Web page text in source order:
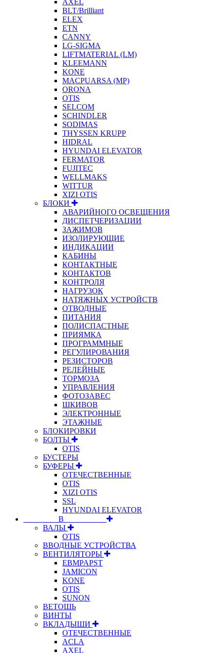
BLT/Brilliant
ELEX
ETN
CANNY
LG-SIGMA
LIFTMATERIAL (LM)
KLEEMANN
KONE
MACPUARSA (MP)
ORONA
OTIS
SELCOM
SCHINDLER
SODIMAS
THYSSEN KRUPP
HIDRAL
HYUNDAI ELEVATOR
FERMATOR
FUJITEC
WELLMAKS
WITTUR
XIZI OTIS
БЛОКИ
АВАРИЙНОГО ОСВЕЩЕНИЯ
ДИСПЕТЧЕРИЗАЦИИ
ЗАЖИМОВ
ИЗОЛИРУЮЩИЕ
ИНДИКАЦИИ
КАБИНЫ
КОНТАКТНЫЕ
КОНТАКТОВ
КОНТРОЛЯ
НАГРУЗОК
НАТЯЖНЫХ УСТРОЙСТВ
ОТВОДНЫЕ
ПИТАНИЯ
ПОЛИСПАСТНЫЕ
ПРИЯМКА
ПРОГРАММНЫЕ
РЕГУЛИРОВАНИЯ
РЕЗИСТОРОВ
РЕЛЕЙНЫЕ
ТОРМОЗА
УПРАВЛЕНИЯ
ФОТОЗАВЕС
ШКИВОВ
ЭЛЕКТРОННЫЕ
ЭТАЖНЫЕ
БЛОКИРОВКИ
БОЛТЫ
OTIS
БУСТЕРЫ
БУФЕРЫ
ОТЕЧЕСТВЕННЫЕ
OTIS
XIZI OTIS
SSL
HYUNDAI ELEVATOR
⠀⠀⠀⠀⠀⠀В⠀⠀⠀⠀⠀⠀⠀
ВАЛЫ
OTIS
ВВОДНЫЕ УСТРОЙСТВА
ВЕНТИЛЯТОРЫ
EBMPAPST
JAMICON
KONE
OTIS
SUNON
ВЕТОШЬ
ВИНТЫ
ВКЛАДЫШИ
ОТЕЧЕСТВЕННЫЕ
ACLA
AXEL